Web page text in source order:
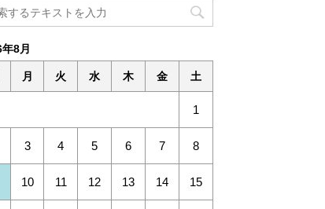
8月
月 火 水 木 金 土
1
3 4 5 6 7 8
10 11 12 13 14 15